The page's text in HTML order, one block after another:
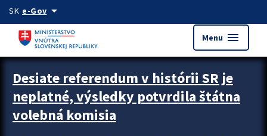
Preskocit na hlavný obsah
SK e-Govarrow_drop_down
Menu menu
Zastavit automatický posun upútavok
Desiate referendum v histórii SR je
neplatné, výsledky potvrdila štátna
volebná komisia